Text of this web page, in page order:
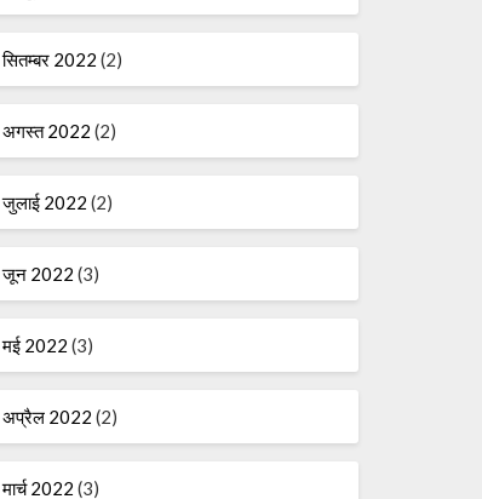
सितम्बर 2022 (2)
अगस्त 2022 (2)
जुलाई 2022 (2)
जून 2022 (3)
मई 2022 (3)
अप्रैल 2022 (2)
मार्च 2022 (3)